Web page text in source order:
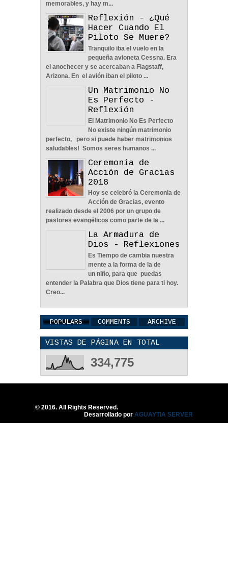
La Amistad y el Noviazgo -
Reflexión
04 Jun 2022 0
Nos Toca Escoger El
Camino, Fácil O Difícil -
Reflexión
2022 0
Aprendiendo A Confiar A
Pesar De Las
Circunstancias - Reflexión
04 Jun 2022 0
En Busca De La Pareja
Adecuada - Reflexión
Una Familia Unida Es
Importante - Reflexión
Usted Sabe ¿Cómo Incorporar
la Oración a la vida familiar? La vida familiar
es dinámica, existen momentos felices y
memorables, y hay m...
Reflexión - ¿Qué
Hacer Cuando El
Piloto Se Muere?
Tranquilo iba el vuelo en la
pequeña avioneta Cessna. Era
el anochecer y se acercaban a Flagstaff,
Arizona. En el avión iban el piloto ...
Un Matrimonio No
Es Perfecto -
Reflexión
El Matrimonio No Es Perfecto
No existe ningún matrimonio
perfecto, pero si puede haber matrimonios
saludables! Somos seres humanos ...
Ceremonia de
Acción de Gracias
2018
Hoy se celebró la Ceremonia de
Acción de Gracias, evento
realizado desde el 2006 por un grupo de
La Armadura de
Dios - Reflexiones
Es Tiempo de cambia nuestra
Creo...
POPULARS COMMENTS ARCHIVE
VISTAS DE PÁGINA EN TOTAL